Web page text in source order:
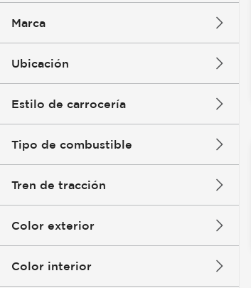
Marca
Ubicación
Estilo de carrocería
Tipo de combustible
Tren de tracción
Color exterior
Color interior